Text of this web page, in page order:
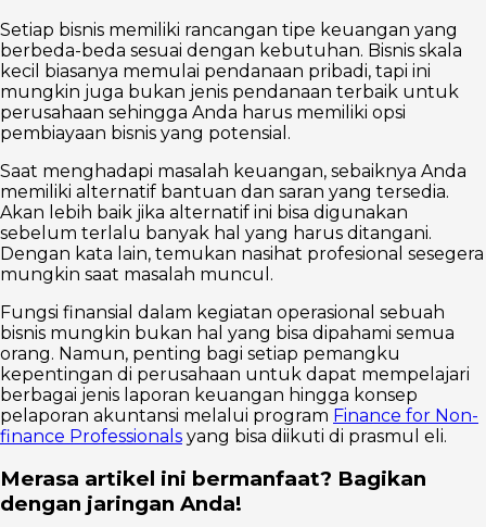
Setiap bisnis memiliki rancangan tipe keuangan yang
berbeda-beda sesuai dengan kebutuhan. Bisnis skala
kecil biasanya memulai pendanaan pribadi, tapi ini
mungkin juga bukan jenis pendanaan terbaik untuk
perusahaan sehingga Anda harus memiliki opsi
pembiayaan bisnis yang potensial.
Saat menghadapi masalah keuangan, sebaiknya Anda
memiliki alternatif bantuan dan saran yang tersedia.
Akan lebih baik jika alternatif ini bisa digunakan
sebelum terlalu banyak hal yang harus ditangani.
Dengan kata lain, temukan nasihat profesional sesegera
mungkin saat masalah muncul.
Fungsi finansial dalam kegiatan operasional sebuah
bisnis mungkin bukan hal yang bisa dipahami semua
orang. Namun, penting bagi setiap pemangku
kepentingan di perusahaan untuk dapat mempelajari
berbagai jenis laporan keuangan hingga konsep
pelaporan akuntansi melalui program Finance for Non-
finance Professionals yang bisa diikuti di prasmul eli.
Merasa artikel ini bermanfaat? Bagikan
dengan jaringan Anda!